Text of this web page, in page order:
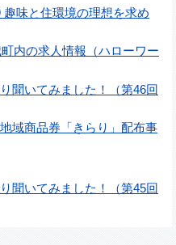
趣味と住環境の理想を求め
内の求人情報（ハローワー
聞いてみました！（第46回
域商品券「きらり」配布事
聞いてみました！（第45回